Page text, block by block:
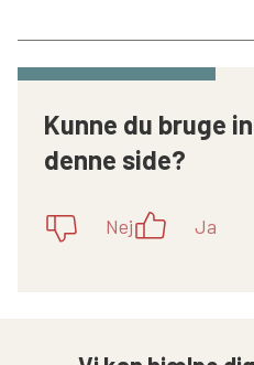
Kunne du bruge
denne side?
Nej Ja